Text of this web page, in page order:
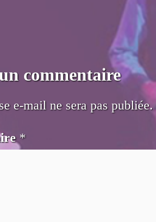
commentaire
e-mail ne sera pas publiée.
*